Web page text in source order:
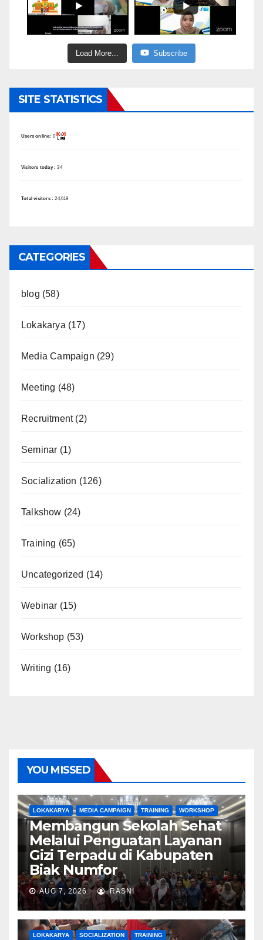
Load More... Subscribe
SITE STATISTICS
Users online: 0
Visitors today :34
Total visitors :24,619
CATEGORIES
blog (58)
Lokakarya (17)
Media Campaign (29)
Meeting (48)
Recruitment(2)
Seminar (1)
Socialization (126)
Talkshow (24)
Training (65)
Uncategorized (14)
Webinar (15)
Workshop (53)
Writing (16)
YOU MISSED
LOKAKARYA MEDIA CAMPAIGN TRAINING WORKSHOP
Membangun Sekolah Sehat
Melalui Penguatan Layanan
Gizi Terpadu di Kabupaten
Biak Numfor
AUG 7, 2026 RASNI
LOKAKARYA SOCIALIZATION TRAINING